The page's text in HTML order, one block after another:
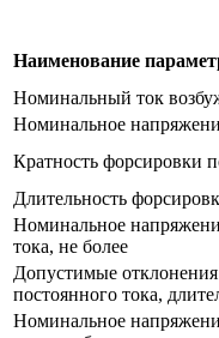
Наименование
Номинальный ток
Номинальное
Кратность форсировки
Длительность
Номинальное
тока, не более
Допустимые
постоянного тока,
Номинальное